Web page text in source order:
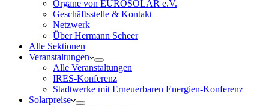
Organe von EUROSOLAR e.V.
Geschäftsstelle & Kontakt
Netzwerk
Über Hermann Scheer
Alle Sektionen
Veranstaltungen
Alle Veranstaltungen
IRES-Konferenz
Stadtwerke mit Erneuerbaren Energien-Konferenz
Solarpreise